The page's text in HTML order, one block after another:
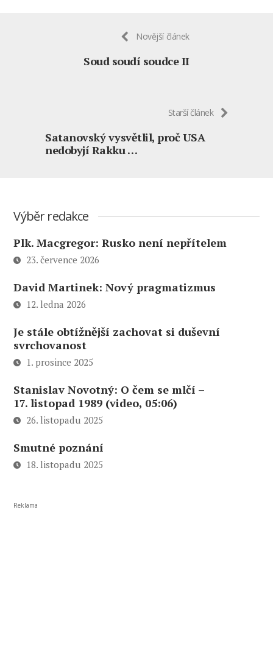
Novější článek
Soud soudí soudce II
Starší článek
Satanovský vysvětlil, proč USA
nedobyjí Rakku …
Výběr redakce
Plk. Macgregor: Rusko není nepřítelem
23. července 2026
David Martinek: Nový pragmatizmus
12. ledna 2026
Je stále obtížnější zachovat si duševní
svrchovanost
1. prosince 2025
Stanislav Novotný: O čem se mlčí –
17. listopad 1989 (video, 05:06)
26. listopadu 2025
Smutné poznání
18. listopadu 2025
Reklama